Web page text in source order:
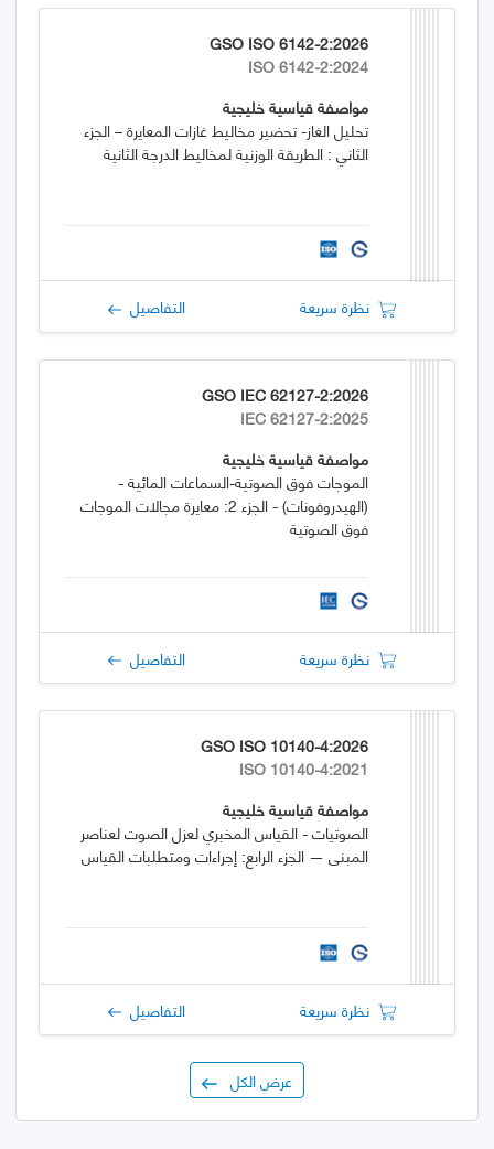
GSO ISO 6142-2:2026
ISO 6142-2:2024
مواصفة قياسية خليجية
تحليل الغاز- تحضير مخاليط غازات المعايرة – الجزء
الثاني : الطريقة الوزنية لمخاليط الدرجة الثانية
نظرة سريعة التفاصيل
GSO IEC 62127-2:2026
IEC 62127-2:2025
مواصفة قياسية خليجية
الموجات فوق الصوتية-السماعات المائية -
(الهيدروفونات) - الجزء 2: معايرة مجالات الموجات
فوق الصوتية
نظرة سريعة التفاصيل
GSO ISO 10140-4:2026
ISO 10140-4:2021
مواصفة قياسية خليجية
الصوتيات - القياس المخبري لعزل الصوت لعناصر
المبنى — الجزء الرابع: إجراءات ومتطلبات القياس
نظرة سريعة التفاصيل
عرض الكل